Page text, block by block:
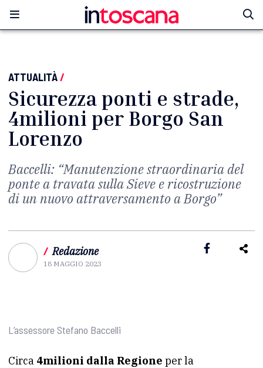
ATTUALITÀ/
Sicurezza ponti e strade,
4milioni per Borgo San
Lorenzo
Baccelli: “Manutenzione straordinaria del
ponte a travata sulla Sieve e ricostruzione
di un nuovo attraversamento a Borgo”
/ Redazione
18 MAGGIO 2023
L’assessore Stefano Baccelli
Circa 4milioni dalla Regione per la